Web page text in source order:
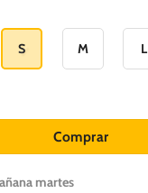
S M L
Omega - Perros y
Comprar
martes